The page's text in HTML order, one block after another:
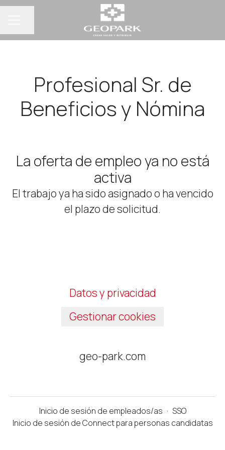
Profesional Sr. de
Beneficios y Nómina
La oferta de empleo ya no está
activa
El trabajo ya ha sido asignado o ha vencido
el plazo de solicitud.
Datos y privacidad
Gestionar cookies
geo-park.com
Inicio de sesión de empleados/as · SSO
Inicio de sesión de Connect para personas candidatas